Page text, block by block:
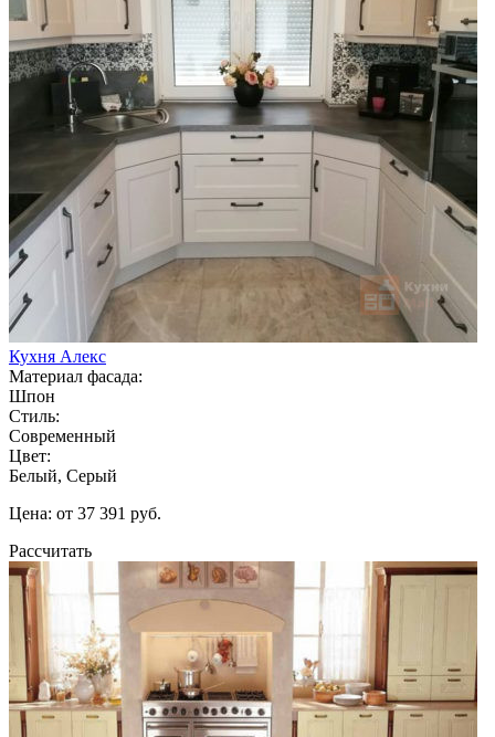
Кухня Алекс
Материал фасада:
Шпон
Стиль:
Современный
Цвет:
Белый, Серый
Цена: от 37 391 руб.
Рассчитать